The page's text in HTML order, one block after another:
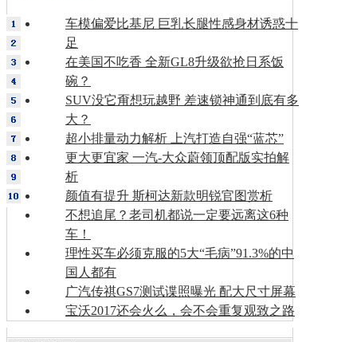
车模偏爱比基尼 巨乳长腿性感身材诱惑十
足
在美国不吃香 全新GL8升级欲抢日系饭
碗？
SUV没它甭想玩越野 差速锁神通到底有多
大？
超小排量动力解析 上汽打造自强“蓝芯”
更大更宜家 一汽-大众蔚领顶配版实拍解
析
颜值有提升 斯柯达新款明锐官图赏析
不想追尾？老司机都说一定要远离这6种
车！
理性买车必须克服的5大“毛病”91.3%的中
国人都有
广汽传祺GS7测试谍照曝光 配大尺寸屏幕
宝沃2017还会火么，会不会重复观致之路